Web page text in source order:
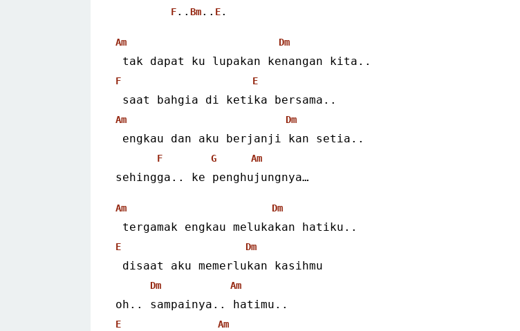
F.. Bm.. E.
Am Dm
tak dapat ku lupakan kenangan kita..
F E
saat bahgia di ketika bersama..
Am Dm
engkau dan aku berjanji kan setia..
F G Am
sehingga.. ke penghujungnya…
Am Dm
tergamak engkau melukakan hatiku..
E Dm
disaat aku memerlukan kasihmu
Dm Am
oh.. sampainya.. hatimu..
E Am